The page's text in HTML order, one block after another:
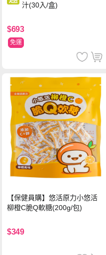
汁(30入/盒)
$693
免運
【保健員購】悠活原力小悠活
柳橙C脆Q軟糖(200g/包)
$349